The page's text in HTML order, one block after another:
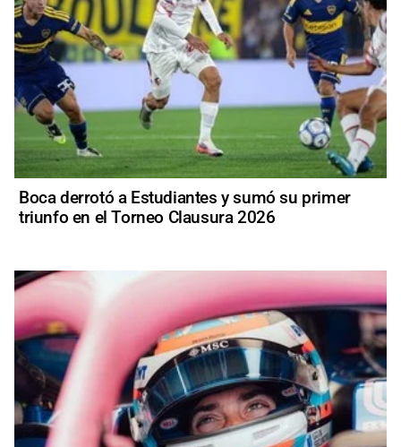
Boca derrotó a Estudiantes y sumó su primer
triunfo en el Torneo Clausura 2026